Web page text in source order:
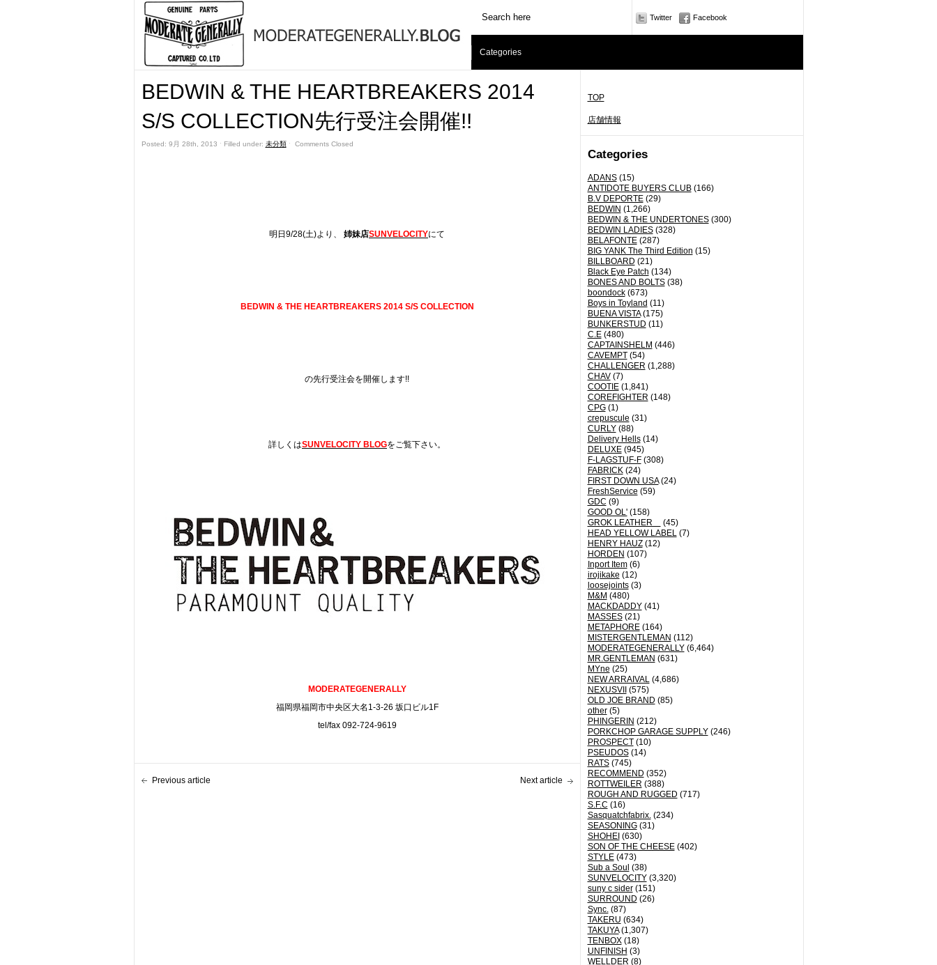
Twitter Facebook
Categories
TOP
店舗情報
Categories
ADANS(15)
ANTIDOTE BUYERS CLUB(166)
B.V DEPORTE(29)
BEDWIN (1,266)
BEDWIN & THE UNDERTONES(300)
BEDWIN LADIES(328)
BELAFONTE(287)
BIG YANK The Third Edition (15)
BILLBOARD (21)
Black Eye Patch (134)
BONES AND BOLTS(38)
boondock(673)
Boys in Toyland (11)
BUENA VISTA(175)
BUNKERSTUD (11)
C.E(480)
CAPTAINSHELM (446)
CAVEMPT(54)
CHALLENGER (1,288)
CHAV(7)
COOTIE(1,841)
COREFIGHTER (148)
CPG(1)
crepuscule (31)
CURLY(88)
Delivery Hells(14)
DELUXE(945)
F-LAGSTUF-F(308)
FABRICK(24)
FIRST DOWN USA(24)
FreshService (59)
GDC (9)
GOOD OL'(158)
GROK LEATHER
(45)
HEAD YELLOW LABEL(7)
HENRY HAUZ(12)
HORDEN (107)
Inport Item(6)
irojikake (12)
loosejoints(3)
M&M (480)
MACKDADDY(41)
MASSES(21)
METAPHORE(164)
MISTERGENTLEMAN (112)
MODERATEGENERALLY(6,464)
MR.GENTLEMAN (631)
MYne (25)
NEW ARRAIVAL(4,686)
NEXUSVII
(575)
OLD JOE BRAND (85)
other(5)
PHINGERIN (212)
PORKCHOP GARAGE SUPPLY(246)
PROSPECT(10)
PSEUDOS(14)
RATS(745)
RECOMMEND (352)
ROTTWEILER (388)
ROUGH AND RUGGED (717)
S.F.C (16)
Sasquatchfabrix.(234)
SEASONING(31)
SHOHEI (630)
SON OF THE CHEESE(402)
STYLE(473)
Sub a Soul (38)
SUNVELOCITY(3,320)
suny c sider(151)
SURROUND (26)
Sync.(87)
TAKERU (634)
TAKUYA(1,307)
TENBOX(18)
UNFINISH (3)
WELLDER (8)
BEDWIN & THE HEARTBREAKERS 2014
S/S COLLECTION先行受注会開催!!
Posted: 9月 28th, 2013 ˑ Filled under: 未分類ˑ Comments Closed
明日9/28(土)より、 姉妹店SUNVELOCITYにて
BEDWIN & THE HEARTBREAKERS 2014 S/S COLLECTION
の先行受注会を開催します!!
詳しくはSUNVELOCITY BLOGをご覧下さい。
MODERATEGENERALLY
福岡県福岡市中央区大名1-3-26 坂口ビル1F
tel/fax 092-724-9619
Previous article Next article